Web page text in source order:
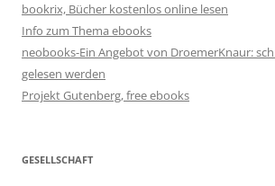
bookrix, Bücher kostenlos online lesen
Info zum Thema ebooks
neobooks-Ein Angebot von DroemerKnaur:
gelesen werden
Projekt Gutenberg, free ebooks
GESELLSCHAFT